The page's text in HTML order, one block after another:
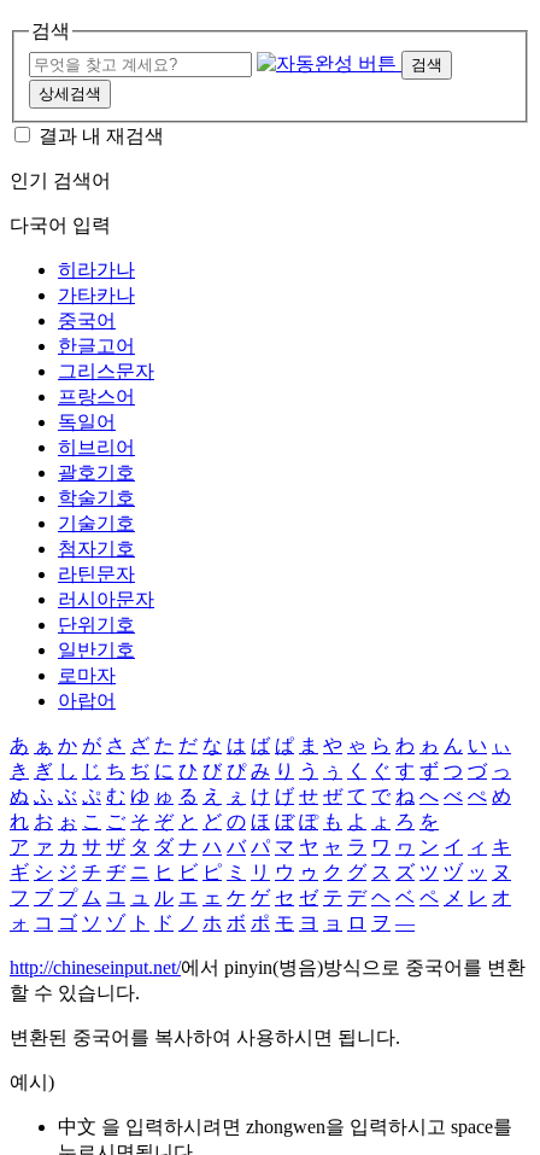
검색
검색
상세검색
결과 내 재검색
인기 검색어
다국어 입력
히라가나
가타카나
중국어
한글고어
그리스문자
프랑스어
독일어
히브리어
괄호기호
학술기호
기술기호
첨자기호
라틴문자
러시아문자
단위기호
일반기호
로마자
아랍어
あ ぁ か が さ ざ た だ な は ば ぱ ま や ゃ ら わ ゎ ん い ぃ
き ぎ し じ ち ぢ に ひ び ぴ み り う ぅ く ぐ す ず つ づ っ
ぬ ふ ぶ ぷ む ゆ ゅ る え ぇ け げ せ ぜ て で ね へ べ ぺ め
れ お ぉ こ ご そ ぞ と ど の ほ ぼ ぽ も よ ょ ろ を
ア ァ カ サ ザ タ ダ ナ ハ バ パ マ ヤ ャ ラ ワ ヮ ン イ ィ キ
ギ シ ジ チ ヂ ニ ヒ ビ ピ ミ リ ウ ゥ ク グ ス ズ ツ ヅ ッ ヌ
フ ブ プ ム ユ ュ ル エ ェ ケ ゲ セ ゼ テ デ ヘ ベ ペ メ レ オ
ォ コ ゴ ソ ゾ ト ド ノ ホ ボ ポ モ ヨ ョ ロ ヲ ―
http://chineseinput.net/에서 pinyin(병음)방식으로 중국어를 변환
할 수 있습니다.
변환된 중국어를 복사하여 사용하시면 됩니다.
예시)
中文 을 입력하시려면 zhongwen을 입력하시고 space를